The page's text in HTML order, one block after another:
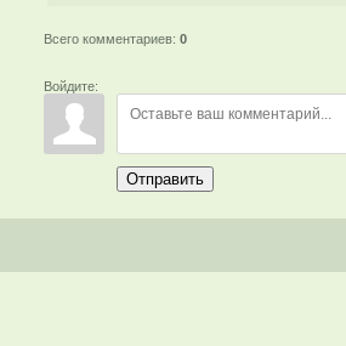
Всего комментариев:0
Войдите:
Отправить